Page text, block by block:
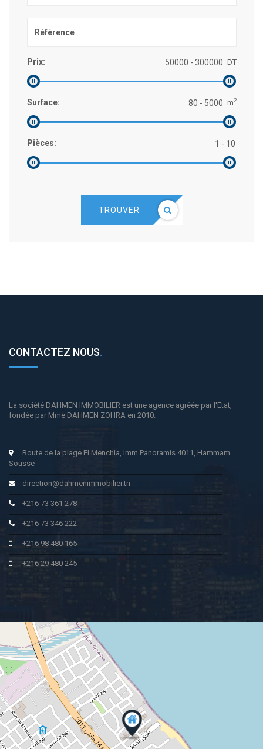
Prix: DT
Surface: m2
Pièces:
TROUVER
CONTACTEZ NOUS.
La société DAHMEN IMMOBILIER est une agence agréée par l'Etat,
fondée par Mme DAHMEN ZOHRA en 2010.
Route de la plage El Menchia, Imm.Panoramis 4011, Hammam
Sousse
direction@dahmenimmobilier.tn
+216 73 361 278
+216 73 346 222
+216 98 480 165
+216 29 480 245